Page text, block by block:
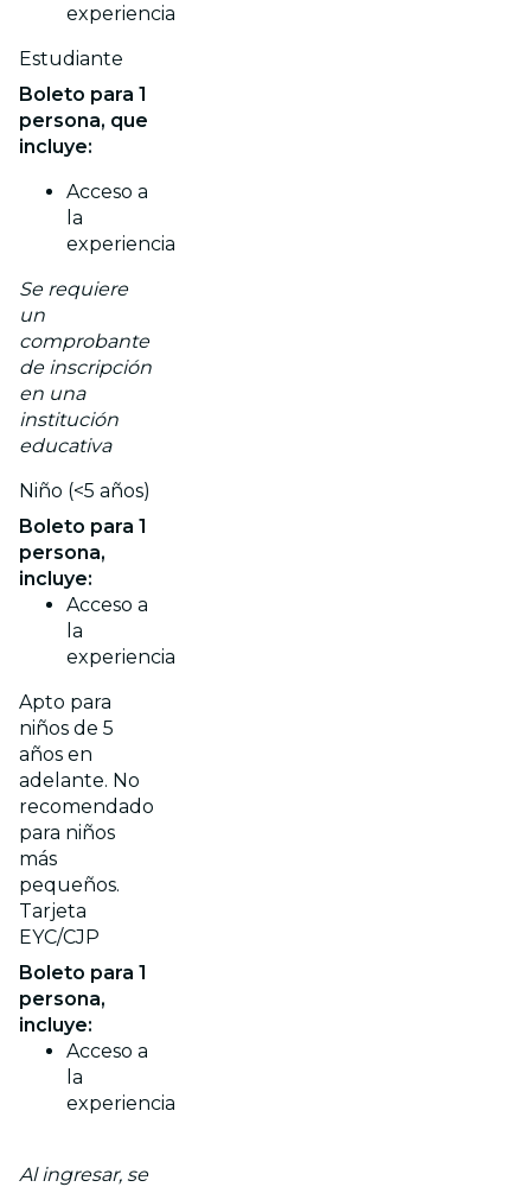
experiencia
Estudiante
Boleto para 1
persona, que
incluye:
Acceso a
la
experiencia
Se requiere
un
comprobante
de inscripción
en una
institución
educativa
Niño (<5 años)
Boleto para 1
persona,
incluye:
Acceso a
la
experiencia
Apto para
niños de 5
años en
adelante. No
recomendado
para niños
más
pequeños.
Tarjeta
EYC/CJP
Boleto para 1
persona,
incluye:
Acceso a
la
experiencia
Al ingresar, se